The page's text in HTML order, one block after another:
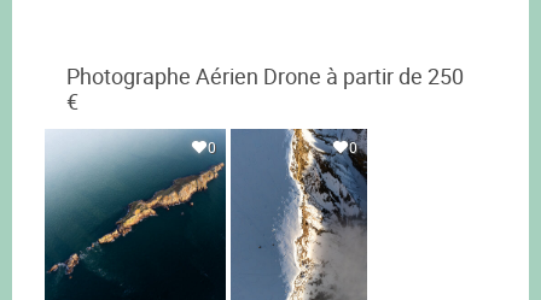
Photographe Aérien Drone à partir de 250
€
0 0